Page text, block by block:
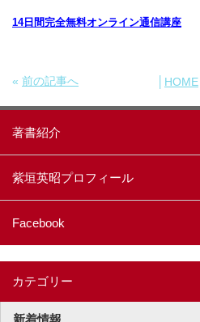
14日間完全無料オンライン通信講座
« 前の記事へ HOME│
著書紹介
紫垣英昭プロフィール
Facebook
カテゴリー
新着情報